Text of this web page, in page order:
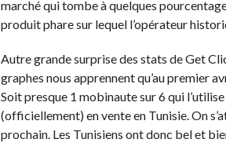
marché qui tombe à quelques
produit phare sur lequel l’opérateur
Autre grande surprise des stats de Get
graphes nous apprennent qu’au premier
Soit presque 1 mobinaute sur 6 qui
(officiellement) en vente en Tunisie. On
prochain. Les Tunisiens ont donc bel et